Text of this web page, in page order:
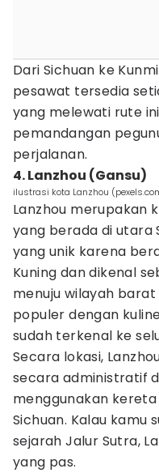
Dari Sichuan ke
pesawat tersedia
yang melewati rute
pemandangan
perjalanan.
4. Lanzhou (Gansu)
ilustrasi kota Lanzhou
Lanzhou merupakan
yang berada di utara
yang unik karena
Kuning dan dikenal
menuju wilayah barat
populer dengan
sudah terkenal ke
Secara lokasi,
secara administratif
menggunakan
Sichuan. Kalau kamu
sejarah Jalur Sutra,
yang pas.